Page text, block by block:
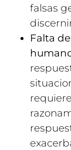
falsas
Falta